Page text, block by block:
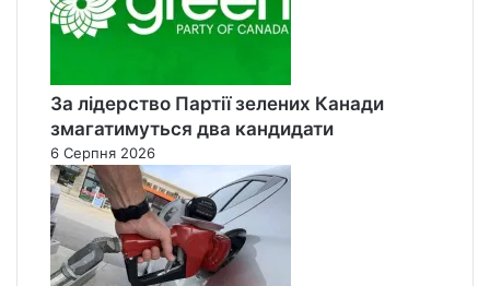
За лідерство Партії зелених Канади
змагатимуться два кандидати
6 Серпня 2026